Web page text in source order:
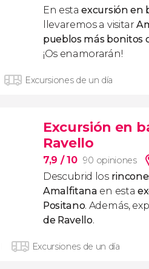
En estaexcursión en
llevaremos a visitar
pueblos más bonitos
¡Os enamorarán!
Excursiones de un día
Excursión en
Ravello
7,9 / 10 90 opiniones
Descubrid los
Amalfitana en esta
Positano. Además,
de Ravello.
Excursiones de un día